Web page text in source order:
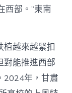
西部。”東南
植越來越緊扣
對能推進西部
2024年，甘肅